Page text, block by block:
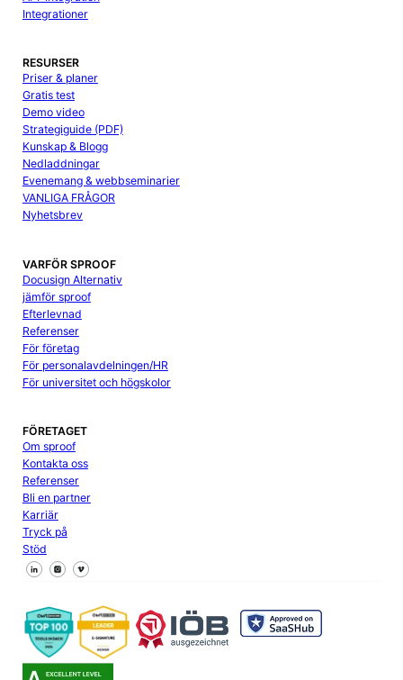
Integrationer
RESURSER
Priser & planer
Gratis test
Demo video
Strategiguide (PDF)
Kunskap & Blogg
Nedladdningar
Evenemang & webbseminarier
VANLIGA FRÅGOR
Nyhetsbrev
VARFÖR SPROOF
Docusign Alternativ
jämför sproof
Efterlevnad
Referenser
För företag
För personalavdelningen/HR
För universitet och högskolor
FÖRETAGET
Om sproof
Kontakta oss
Referenser
Bli en partner
Karriär
Tryck på
Stöd
Följ oss på Facebook
Följ oss på X
Följ oss på LinkedIn